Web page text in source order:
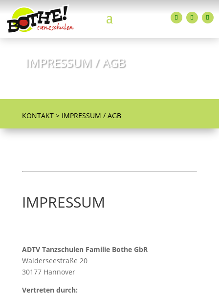
IMPRESSUM / AGB
KONTAKT > IMPRESSUM / AGB
IMPRESSUM
ADTV Tanzschulen Familie Bothe GbR
Walderseestraße 20
30177 Hannover
Vertreten durch: